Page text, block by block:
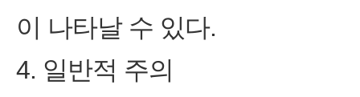
이 나타날 수 있다.
4. 일반적 주의